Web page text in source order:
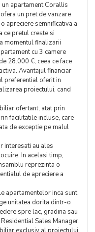
apartament Corallis
un pret de vanzare
apreciere semnificativa a
ce pretul creste si
momentul finalizarii
cu 3 camere
28.000 €, ceea ce face
Avantajul financiar
preferential oferit in
proiectului, cand
ofertant, atat prin
facilitatile incluse, care
de exceptie pe malul
interesati au ales
In acelasi timp,
reprezinta o
de apreciere a
apartamentelor inca sunt
unitatea dorita dintr-o
spre lac, gradina sau
Sales Manager,